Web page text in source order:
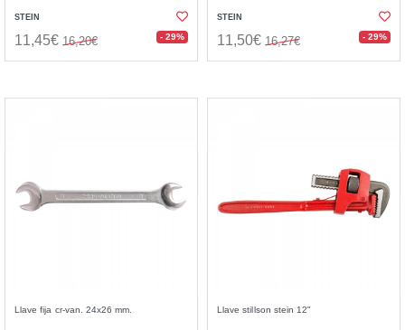
STEIN
11,45€ 16,20€ - 29%
STEIN
11,50€ 16,27€ - 29%
Llave fija cr-van. 24x26 mm. Llave stillson stein 12"